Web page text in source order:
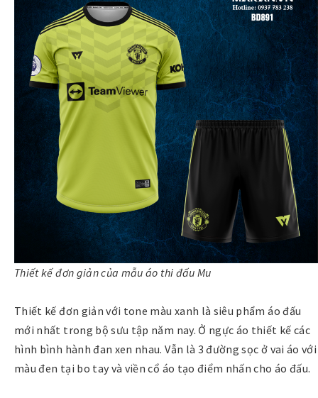
Thiết kế đơn giản của mẫu áo thi đấu Mu
Thiết kế đơn giản với tone màu xanh là siêu phẩm áo đấu
mới nhất trong bộ sưu tập năm nay. Ở ngực áo thiết kế các
hình bình hành đan xen nhau. Vẫn là 3 đường sọc ở vai áo với
màu đen tại bo tay và viền cổ áo tạo điểm nhấn cho áo đấu.